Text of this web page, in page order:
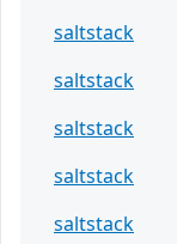
saltstack
saltstack
saltstack
saltstack
saltstack